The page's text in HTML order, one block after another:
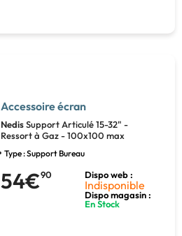
Accessoire écran
NedisSupport Articulé 15-32" -
Ressort à Gaz - 100x100 max
Type : Support Bureau
54€90 Dispo web :
Indisponible
Dispo magasin :
En Stock